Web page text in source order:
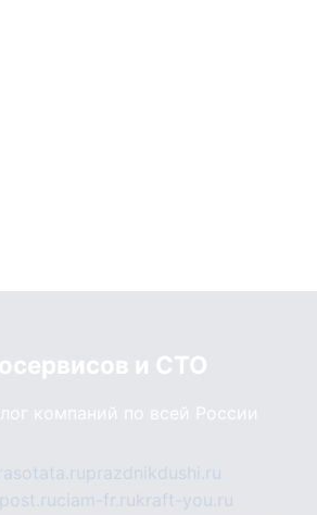
и СТО
компаний по всей России
prazdnikdushi.ru
ciam-fr.rukraft-you.ru